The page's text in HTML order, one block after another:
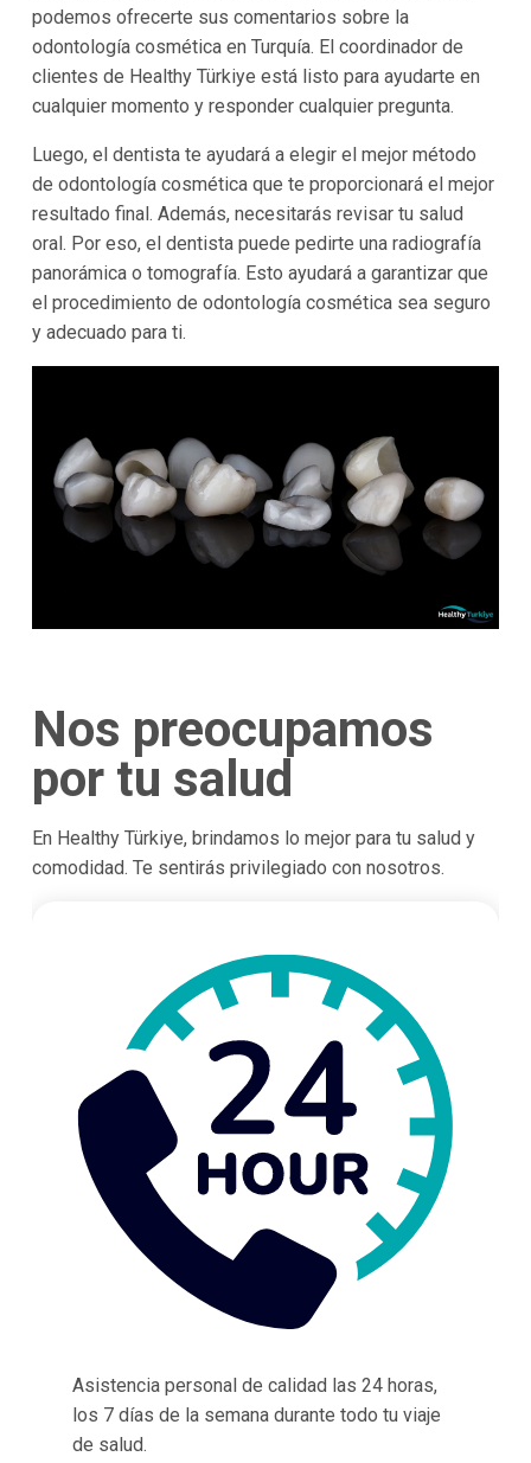
podemos ofrecerte sus comentarios sobre la
odontología cosmética en Turquía. El coordinador de
clientes de Healthy Türkiye está listo para ayudarte en
cualquier momento y responder cualquier pregunta.
Luego, el dentista te ayudará a elegir el mejor método
de odontología cosmética que te proporcionará el mejor
resultado final. Además, necesitarás revisar tu salud
oral. Por eso, el dentista puede pedirte una radiografía
panorámica o tomografía. Esto ayudará a garantizar que
el procedimiento de odontología cosmética sea seguro
y adecuado para ti.
Nos preocupamos
por tu salud
En Healthy Türkiye, brindamos lo mejor para tu salud y
comodidad. Te sentirás privilegiado con nosotros.
Asistencia personal de calidad las 24 horas,
los 7 días de la semana durante todo tu viaje
de salud.